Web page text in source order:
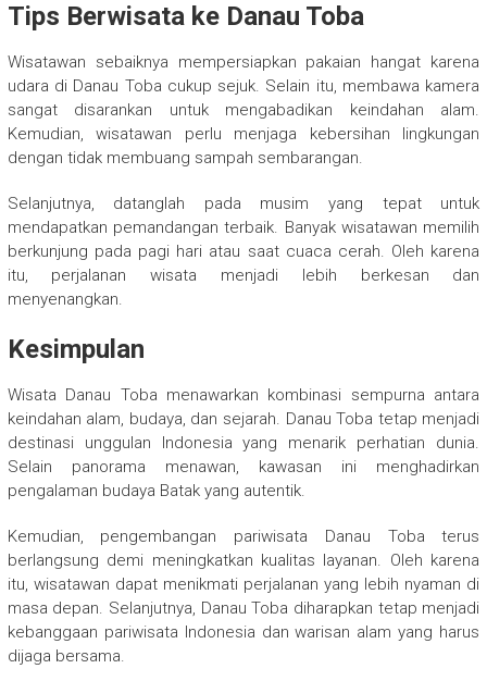
Tips Berwisata ke Danau Toba
Wisatawan sebaiknya mempersiapkan pakaian hangat karena
udara di Danau Toba cukup sejuk. Selain itu, membawa kamera
sangat disarankan untuk mengabadikan keindahan alam.
Kemudian, wisatawan perlu menjaga kebersihan lingkungan
dengan tidak membuang sampah sembarangan.
Selanjutnya, datanglah pada musim yang tepat untuk
mendapatkan pemandangan terbaik. Banyak wisatawan memilih
berkunjung pada pagi hari atau saat cuaca cerah. Oleh karena
itu, perjalanan wisata menjadi lebih berkesan dan
menyenangkan.
Kesimpulan
Wisata Danau Toba menawarkan kombinasi sempurna antara
keindahan alam, budaya, dan sejarah. Danau Toba tetap menjadi
destinasi unggulan Indonesia yang menarik perhatian dunia.
Selain panorama menawan, kawasan ini menghadirkan
pengalaman budaya Batak yang autentik.
Kemudian, pengembangan pariwisata Danau Toba terus
berlangsung demi meningkatkan kualitas layanan. Oleh karena
itu, wisatawan dapat menikmati perjalanan yang lebih nyaman di
masa depan. Selanjutnya, Danau Toba diharapkan tetap menjadi
kebanggaan pariwisata Indonesia dan warisan alam yang harus
dijaga bersama.